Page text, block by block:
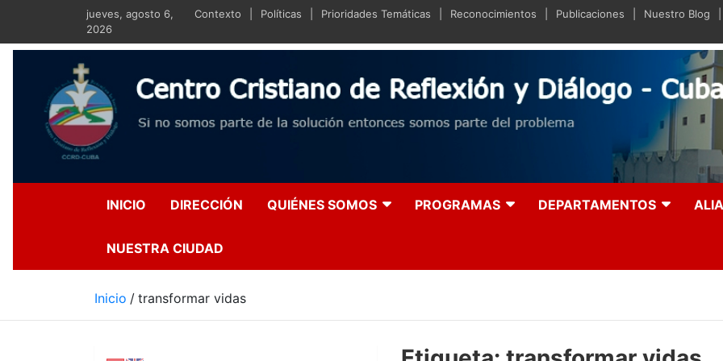
contenido
jueves, agosto 6,
2026
Contexto Políticas Prioridades Temáticas Reconocimientos Publicaciones Nuestro Blog
Centro Cristiano de Reflexión y
Si no somos parte de la solución entonces somos parte del problema
INICIO DIRECCIÓN QUIÉNES SOMOS PROGRAMAS DEPARTAMENTOS
NUESTRA CIUDAD
Inicio transformar vidas